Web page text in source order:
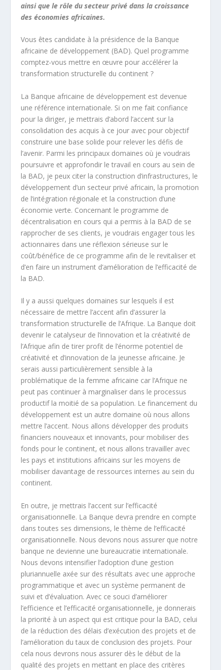
ainsi que le rôle du secteur privé dans la croissance
des économies africaines.
Vous êtes candidate à la présidence de la Banque
africaine de développement (BAD). Quel programme
comptez-vous mettre en œuvre pour accélérer la
transformation structurelle du continent ?
La Banque africaine de développement est devenue
une référence internationale. Si on me fait confiance
pour la diriger, je mettrais d’abord l’accent sur la
consolidation des acquis à ce jour avec pour objectif
construire une base solide pour relever les défis de
l’avenir. Parmi les principaux domaines où je voudrais
poursuivre et approfondir le travail en cours au sein de
la BAD, je peux citer la construction d’infrastructures, le
développement d’un secteur privé africain, la promotion
de l’intégration régionale et la construction d’une
économie verte. Concernant le programme de
décentralisation en cours qui a permis à la BAD de se
rapprocher de ses clients, je voudrais engager tous les
actionnaires dans une réflexion sérieuse sur le
coût/bénéfice de ce programme afin de le revitaliser et
d’en faire un instrument d’amélioration de l’efficacité de
la BAD.
Il y a aussi quelques domaines sur lesquels il est
nécessaire de mettre l’accent afin d’assurer la
transformation structurelle de l’Afrique. La Banque doit
devenir le catalyseur de l’innovation et la créativité de
l’Afrique afin de tirer profit de l’énorme potentiel de
créativité et d’innovation de la jeunesse africaine. Je
serais aussi particulièrement sensible à la
problématique de la femme africaine car l’Afrique ne
peut pas continuer à marginaliser dans le processus
productif la moitié de sa population. Le financement du
développement est un autre domaine où nous allons
mettre l’accent. Nous allons développer des produits
financiers nouveaux et innovants, pour mobiliser des
fonds pour le continent, et nous allons travailler avec
les pays et institutions africains sur les moyens de
mobiliser davantage de ressources internes au sein du
continent.
En outre, je mettrais l’accent sur l’efficacité
organisationnelle. La Banque devra prendre en compte
dans toutes ses dimensions, le thème de l’efficacité
organisationnelle. Nous devons nous assurer que notre
banque ne devienne une bureaucratie internationale.
Nous devons intensifier l’adoption d’une gestion
pluriannuelle axée sur des résultats avec une approche
programmatique et avec un système permanent de
suivi et d’évaluation. Avec ce souci d’améliorer
l’efficience et l’efficacité organisationnelle, je donnerais
la priorité à un aspect qui est critique pour la BAD, celui
de la réduction des délais d’exécution des projets et de
l’amélioration du taux de conclusion des projets. Pour
cela nous devrons nous assurer dès le début de la
qualité des projets en mettant en place des critères